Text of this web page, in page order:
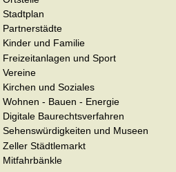
Stadtplan
Partnerstädte
Kinder und Familie
Freizeitanlagen und Sport
Vereine
Kirchen und Soziales
Wohnen - Bauen - Energie
Digitale Baurechtsverfahren
Sehenswürdigkeiten und Museen
Zeller Städtlemarkt
Mitfahrbänkle